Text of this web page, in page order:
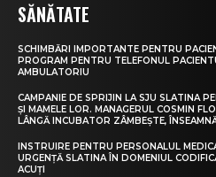
SĂNĂTATE
SCHIMBĂRI IMPORTANTE PENTRU
PROGRAM PENTRU TELEFONUL
AMBULATORIU
CAMPANIE DE SPRIJIN LA SJU SLATINA
ȘI MAMELE LOR. MANAGERUL COSMIN
LÂNGĂ INCUBATOR ZÂMBEȘTE,
INSTRUIRE PENTRU PERSONALUL
URGENȚĂ SLATINA ÎN DOMENIUL
ACUȚI